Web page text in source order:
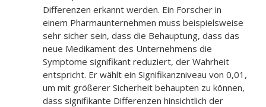
Differenzen erkannt werden. Ein Forscher in
einem Pharmaunternehmen muss beispielsweise
sehr sicher sein, dass die Behauptung, dass das
neue Medikament des Unternehmens die
Symptome signifikant reduziert, der Wahrheit
entspricht. Er wählt ein Signifikanzniveau von 0,01,
um mit größerer Sicherheit behaupten zu können,
dass signifikante Differenzen hinsichtlich der